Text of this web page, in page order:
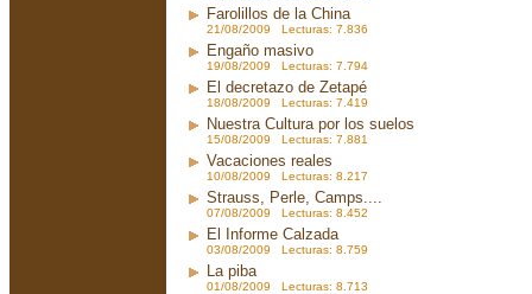
Farolillos de la China
21/08/2009 Lecturas: 7.836
Engaño masivo
19/08/2009 Lecturas: 7.794
El decretazo de Zetapé
18/08/2009 Lecturas: 7.419
Nuestra Cultura por los suelos
15/08/2009 Lecturas: 7.881
Vacaciones reales
10/08/2009 Lecturas: 8.217
Strauss, Perle, Camps....
07/08/2009 Lecturas: 8.452
El Informe Calzada
03/08/2009 Lecturas: 8.759
La piba
01/08/2009 Lecturas: 8.713